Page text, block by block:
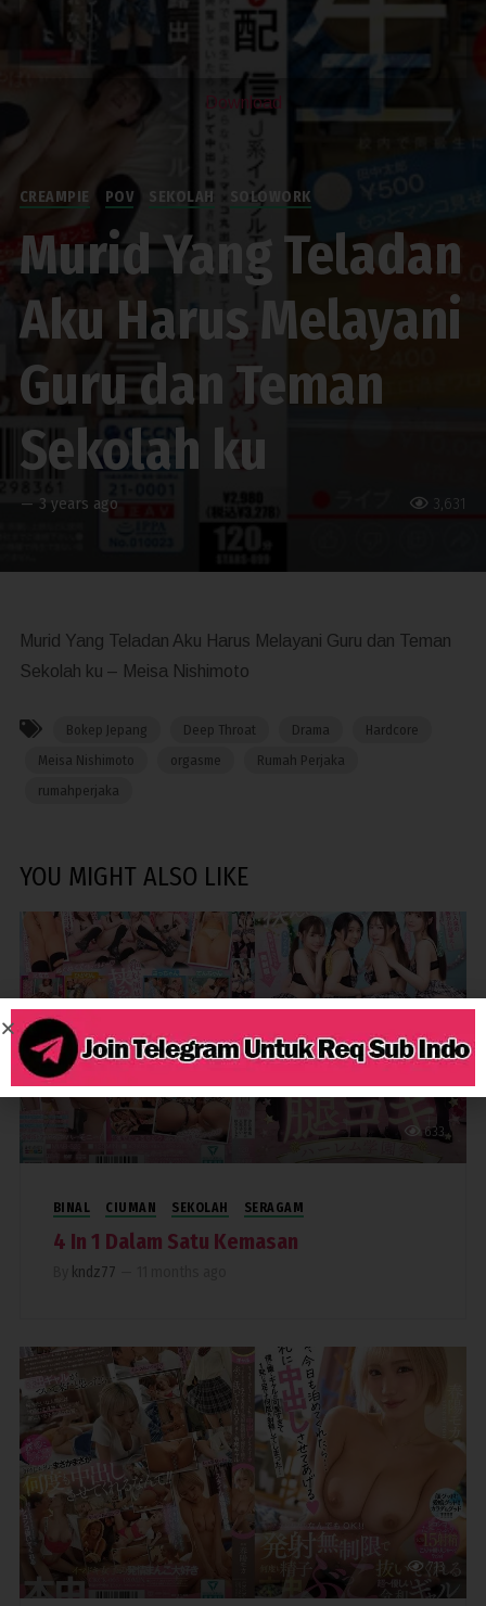
Download
3,631
CREAMPIE POV SEKOLAH SOLOWORK
Murid Yang Teladan
Aku Harus Melayani
Guru dan Teman
Sekolah ku
— 3 years ago
Murid Yang Teladan Aku Harus Melayani Guru dan Teman
Sekolah ku – Meisa Nishimoto
Bokep Jepang Deep Throat Drama
Hardcore
Meisa Nishimoto
orgasme
Rumah Perjaka
rumahperjaka
YOU MIGHT ALSO LIKE
633
BINAL CIUMAN SEKOLAH SERAGAM
4 In 1 Dalam Satu Kemasan
kndz77
713